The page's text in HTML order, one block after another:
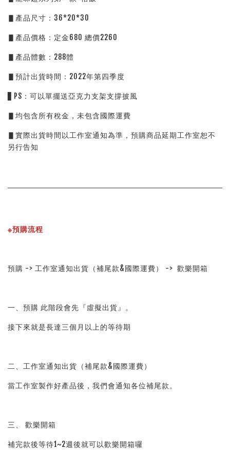
▋產品尺寸：36*20*30
▋產品價格：定金680 總價2260
▋產品體數：288體
▋預計出貨時間：2022年第四季度
▋PS：可以單擺送亞克力支架支撐披風
▋均包含所有稅金，未包含國際運費
▋實際出貨時間以工作室通知為準，預購商品延期工作室恕不
另行告知
※預購流程
預購 -> 工作室通知出貨（補尾款&國際運費） ->  歡樂開箱
一、預購 此階段會先『虛擬出貨』。
接下來就是長達三個月以上的等待期
二、工作室通知出貨（補尾款&國際運費）
當工作室製作好產品後，我們會通知各位補尾款。
三、 歡樂開箱
補完款後等待1~2週後就可以歡樂開箱囉